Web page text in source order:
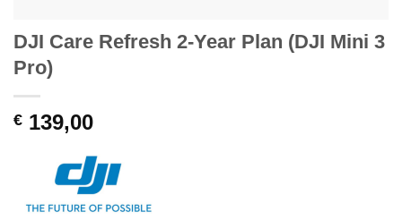
DJI Care Refresh 2-Year Plan (DJI Mini 3
Pro)
€ 139,00